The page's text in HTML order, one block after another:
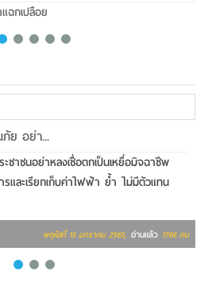
ฉกเปลือย
ย อย่า...
ชาชนอย่าหลงเชื่อตกเป็นเหยื่อมิจฉาชีพ
รและเรียกเก็บค่าไฟฟ้า ย้ำ ไม่มีตัวแทน
พฤหัสที่ 13 มกราคม 2565, อ่านแล้ว 1766 คน